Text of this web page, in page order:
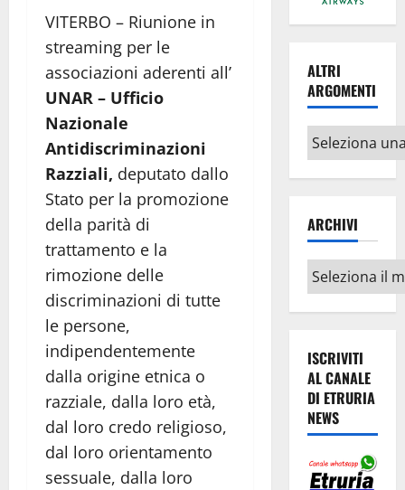
VITERBO – Riunione in
streaming per le
associazioni aderenti all’
UNAR – Ufficio
Nazionale
Antidiscriminazioni
Razziali, deputato dallo
Stato per la promozione
della parità di
trattamento e la
rimozione delle
discriminazioni di tutte
le persone,
indipendentemente
dalla origine etnica o
razziale, dalla loro età,
dal loro credo religioso,
dal loro orientamento
sessuale, dalla loro
ALTRI
ARGOMENTI
Altri
argomenti
ARCHIVI
Archivi
ISCRIVITI
AL CANALE
DI ETRURIA
NEWS